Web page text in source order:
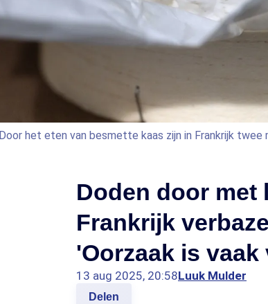
Door het eten van besmette kaas zijn in Frankrijk twee
Doden door met
Frankrijk
'Oorzaak is
13 aug 2025, 20:58Luuk Mulder
Delen